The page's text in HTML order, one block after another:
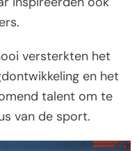
versterkten het
en het
talent om te
van de sport.